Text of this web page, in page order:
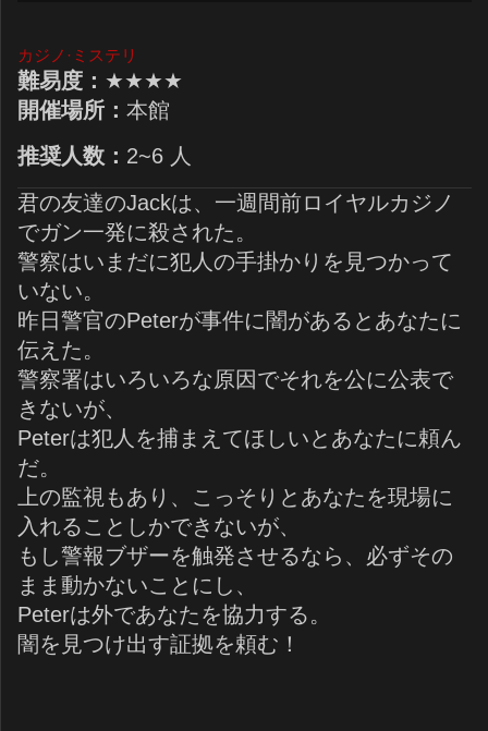
カジノ·ミステリ
難易度： ★★★★
開催場所： 本館
推奨人数： 2~6 人
君の友達のJackは、一週間前ロイヤルカジノ
でガン一発に殺された。
警察はいまだに犯人の手掛かりを見つかって
いない。
昨日警官のPeterが事件に闇があるとあなたに
伝えた。
警察署はいろいろな原因でそれを公に公表で
きないが、
Peterは犯人を捕まえてほしいとあなたに頼ん
だ。
上の監視もあり、こっそりとあなたを現場に
入れることしかできないが、
もし警報ブザーを触発させるなら、必ずその
まま動かないことにし、
Peterは外であなたを協力する。
闇を見つけ出す証拠を頼む！